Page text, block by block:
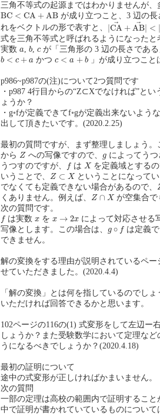
三角不等式の起源まではわかりませんが
BC < CA +AB
BC< C A+A B が成り立つこと、3 辺の
れをベクトルの形で表すと、
→
CA + →
AB <
|CA +AB→<
式を三角不等式と呼ばれるようになったと
実数 a
a b
b c
c が「三角形の 3 辺の長さであ
b < c + a
b c +a かつc < a + b
c a +b
」が成り立つこと
p986~p987の(注)について2つ質問です
・p987 4行目からの“Z⊂Xでなければ”と
ょうか？
・g◦fが定義できてf◦gが定義出来ないよ
出して頂きたいです。(2020.2.25)
最初の質問ですが、まず整理しましょう。
から Z
Zへの写像ですので、 g
gによってうつ
うつすのですが、
f
fは X
Xを定義域とするの
いうことで、
Z ⊂ X
Z⊂X ということになってい
でなくても定義できない場合があるので、
くありません。例えば、
Z ∩ X
Z∩X が空集合で
次の質問です。
f
fは実数 x
xを x → 2x
x→ 2 x によって対応させる
写像とします。この場合は、
g ∘ f
g ∘ は定義で
できません。
解の変換をする理由が説明されているペ
せていただきました。(2020.4.4)
「解の変換」とは何を指しているのでし
いただければ回答できるかと思います。
102ページの116の(1) 式変形をして左辺ー
しょうか？また受験数学において定理な
うになるべきでしょうか？(2020.4.18)
最初の証明について
途中の式変形が正しければかまいません。
次の質問
一部の定理は高校の範囲内で証明するこ
中で証明が書かれていているものについ